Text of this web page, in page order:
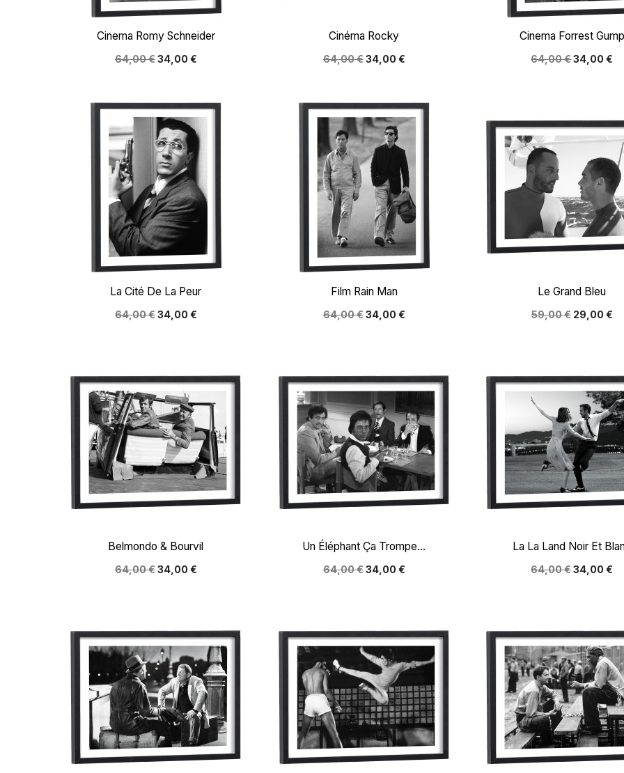
Aperçu rapide
Cinema Romy Schneider
64,00 €34,00 €
Aperçu rapide
Cinéma Rocky
64,00 €34,00 €
Aperçu rapide
Cinema Forrest Gump
64,00 €34,00 €
 Aperçu rapide
La Cité De La Peur
64,00 €34,00 €
Aperçu rapide
Film Rain Man
64,00 €34,00 €
 Aperçu rapide
Le Grand Bleu
59,00 € 29,00 €
Aperçu rapide
Belmondo & Bourvil
64,00 €34,00 €
Aperçu rapide
Un Éléphant Ça Trompe...
64,00 €34,00 €
 Aperçu rapide
La La Land Noir Et
64,00 €34,00 €